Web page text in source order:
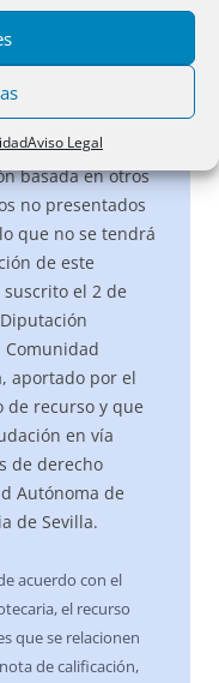
Aviso Legal
326 de la
deberá recaer
cuestiones que se
con la
rechazándose
basada en otros
no presentados
que no se tendrá
de este
el 2 de
Comunidad
aportado por el
de recurso y que
en vía
de derecho
Autónoma de
de Sevilla.
acuerdo con el
el recurso
que se relacionen
de calificación,